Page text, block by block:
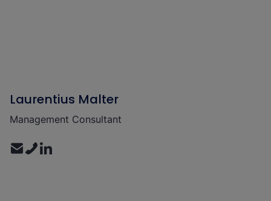
Laurentius Malter
Management Consultant